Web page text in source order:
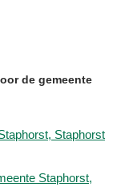
de gemeente
Staphorst
Staphorst,